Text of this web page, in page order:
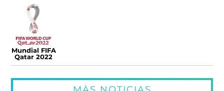
Mundial FIFA
Qatar 2022